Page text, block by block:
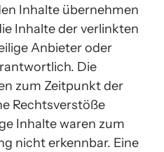
Inhalte übernehmen
Inhalte der verlinkten
Anbieter oder
Die
zum Zeitpunkt der
Rechtsverstöße
Inhalte waren zum
nicht erkennbar. Eine